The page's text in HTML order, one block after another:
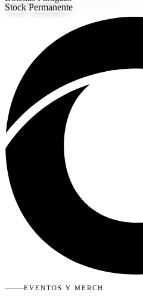
Stock Permanente
EVENTOS Y MERCH